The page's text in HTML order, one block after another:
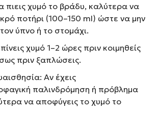
πιεις χυμό το βράδυ, καλύτερα να
ποτήρι (100–150 ml) ώστε να μην
ύπνο ή το στομάχι.
χυμό 1–2 ώρες πριν κοιμηθείς
πριν ξαπλώσεις.
Αν έχεις
παλινδρόμηση ή πρόβλημα
να αποφύγεις το χυμό το